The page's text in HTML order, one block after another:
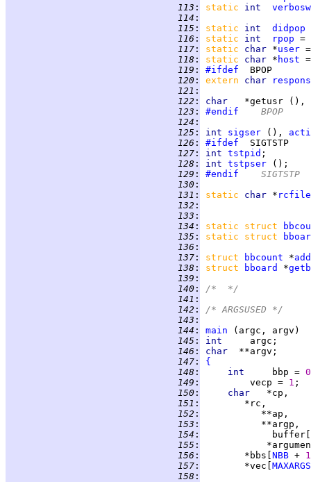
113 : static int verbosw
114 :
115 : static int didpop
116 : static int rpop =
117 : static char *user
118 : static char * host
119 : #ifdef
120 : extern char
121 :
122 : char *getusr (),
123 : #endif
	BPOP
124 :
125 : int sigser (),
126 : #ifdef
127 : int tstpid
128 : int tstpser
129 : #endif
	SIGTSTP
130 :
131 : static char * rcfile
132 :
133 :
134 : static struct
135 : static struct
136 :
137 : struct bbcount *
138 : struct bboard *
139 :
140 :
/*  */
141 :
142 :
/* ARGSUSED */
143 :
144 : main
145 : int
146 : char
147 :
{
148 : int bbp = 0
149 :
         vecp =
1
150 : char
151 :
152 :
153 :
154 :
             buffer[
155 :
156 :
        *bbs[
NBB + 1
157 :
        *vec[
MAXARGS
158 :